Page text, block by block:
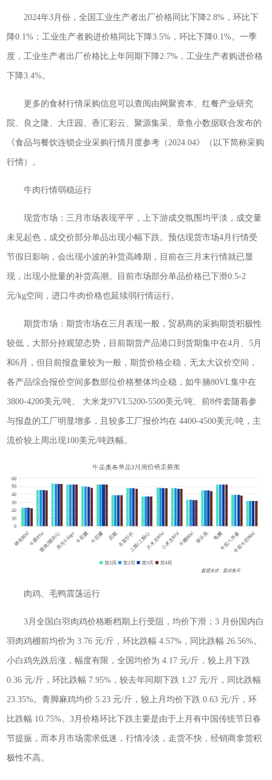
2024年3月份，全国工业生产者出厂价格同比下降2.8%，环比下
降0.1%；工业生产者购进价格同比下降3.5%，环比下降0.1%。一季
度，工业生产者出厂价格比上年同期下降2.7%，工业生产者购进价格
下降3.4%。
更多的食材行情采购信息可以查阅由网聚资本、红餐产业研究
院、良之隆、大庄园、香汇彩云、聚源集采、章鱼小数据联合发布的
《食品与餐饮连锁企业采购行情月度参考（2024.04》（以下简称采购
行情）。
牛肉行情弱稳运行
现货市场：三月市场表现平平，上下游成交氛围均平淡，成交量
未见起色，成交价部分单品出现小幅下跌。预估现货市场4月行情受
节假日影响，会出现小波的补货高峰期，目前在三月末行情就已显
现，出现小批量的补货高潮。目前市场部分单品价格已下滑0.5-2
元/kg空间，进口牛肉价格也延续弱行情运行。
期货市场：期货市场在三月表现一般，贸易商的采购期货积极性
较低，大部分持观望态势，目前期货产品港口到货期集中在4月、5月
和6月，但目前报盘量较为一般，期货价格企稳，无太大议价空间，
各产品综合报价空间多数部位价格整体均企稳，如牛腩80VL集中在
3800-4200美元/吨、 大米龙97VL5200-5500美元/吨、前8件套随着参
与报盘的工厂明显增多，且较多工厂报价均在 4400-4500美元/吨，主
流价较上周出现100美元/吨跌幅。
肉鸡、毛鸭震荡运行
3月全国白羽肉鸡价格断档期上行受阻，均价下滑；3 月份国内白
羽肉鸡棚前均价为 3.76 元/斤，环比跌幅 4.57%，同比跌幅 26.56%。
小白鸡先跌后涨，幅度有限，全国均价为 4.17 元/斤，较上月下跌
0.36 元/斤，环比跌幅 7.95%，较去年同期下跌 1.27 元/斤，同比跌幅
23.35%。青脚麻鸡均价 5.23 元/斤，较上月均价下跌 0.63 元/斤，环
比跌幅 10.75%。3月价格环比下跌主要是由于上月有中国传统节日春
节提振，而本月市场需求低迷，行情冷淡，走货不快，经销商拿货积
极性不高。